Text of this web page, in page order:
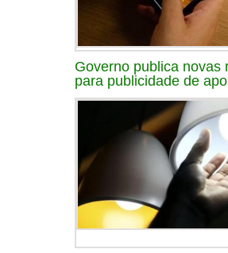
Governo publica novas
para publicidade de